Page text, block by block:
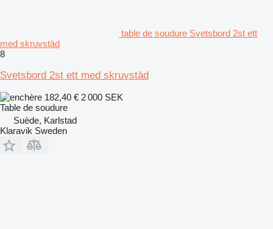
table de soudure Svetsbord 2st ett
med skruvstäd
8
Svetsbord 2st ett med skruvstäd
182,40 € 2 000 SEK
Table de soudure
Suède, Karlstad
Klaravik Sweden